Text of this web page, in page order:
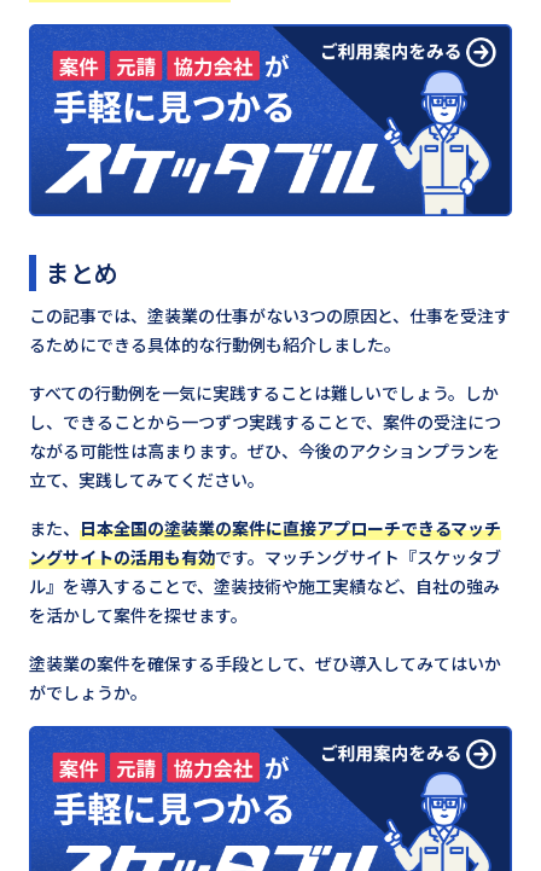
まとめ
この記事では、塗装業の仕事がない3つの原因と、仕事を受注す
るためにできる具体的な行動例も紹介しました。
すべての行動例を一気に実践することは難しいでしょう。しか
し、できることから一つずつ実践することで、案件の受注につ
ながる可能性は高まります。ぜひ、今後のアクションプランを
立て、実践してみてください。
また、 日本全国の塗装業の案件に直接アプローチできるマッチ
ングサイトの活用も有効です。マッチングサイト『スケッタブ
ル』を導入することで、塗装技術や施工実績など、自社の強み
を活かして案件を探せます。
塗装業の案件を確保する手段として、ぜひ導入してみてはいか
がでしょうか。